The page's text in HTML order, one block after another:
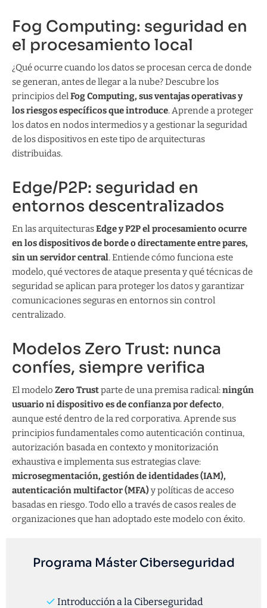
Fog Computing: seguridad en
el procesamiento local
¿Qué ocurre cuando los datos se procesan cerca de donde
se generan, antes de llegar a la nube? Descubre los
principios delFog Computing, sus ventajas operativas y
los riesgos específicos que introduce. Aprende a proteger
los datos en nodos intermedios y a gestionar la seguridad
de los dispositivos en este tipo de arquitecturas
distribuidas.
Edge/P2P: seguridad en
entornos descentralizados
En las arquitecturasEdge y P2P el procesamiento ocurre
en los dispositivos de borde o directamente entre pares,
sin un servidor central. Entiende cómo funciona este
modelo, qué vectores de ataque presenta y qué técnicas de
seguridad se aplican para proteger los datos y garantizar
comunicaciones seguras en entornos sin control
centralizado.
Modelos Zero Trust: nunca
confíes, siempre verifica
El modelo Zero Trustparte de una premisa radical:ningún
usuario ni dispositivo es de confianza por defecto,
aunque esté dentro de la red corporativa. Aprende sus
principios fundamentales como autenticación continua,
autorización basada en contexto y monitorización
exhaustiva e implementa sus estrategias clave:
microsegmentación, gestión de identidades (IAM),
autenticación multifactor (MFA)y políticas de acceso
basadas en riesgo. Todo ello a través de casos reales de
organizaciones que han adoptado este modelo con éxito.
Programa Máster Ciberseguridad
Introducción a la Ciberseguridad